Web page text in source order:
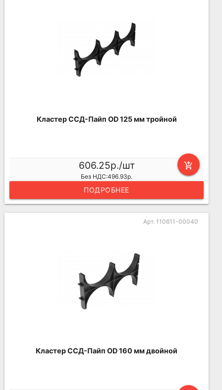
Кластер ССД-Пайп OD 125 мм тройной
add_shopping_cart
606.25р./шт
Без НДС:496.93р.
ПОДРОБНЕЕ
Арт. 110611-00040
Кластер ССД-Пайп OD 160 мм двойной